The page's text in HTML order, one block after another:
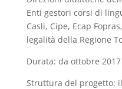
Enti gestori corsi di
Casli, Cipe, Ecap
legalità della Regione
Durata: da ottobre
Struttura del progetto: